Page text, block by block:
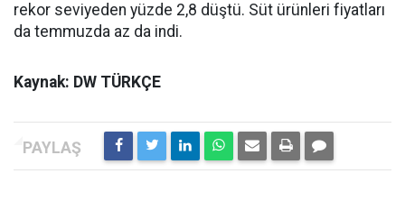
rekor seviyeden yüzde 2,8 düştü. Süt ürünleri fiyatları
da temmuzda az da indi.
Kaynak: DW TÜRKÇE